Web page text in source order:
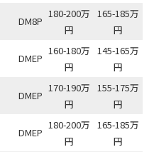
DM8P
180-200万
円
165-185万
円
DMEP
160-180万
円
145-165万
円
DMEP
170-190万
円
155-175万
円
DMEP
180-200万
円
165-185万
円